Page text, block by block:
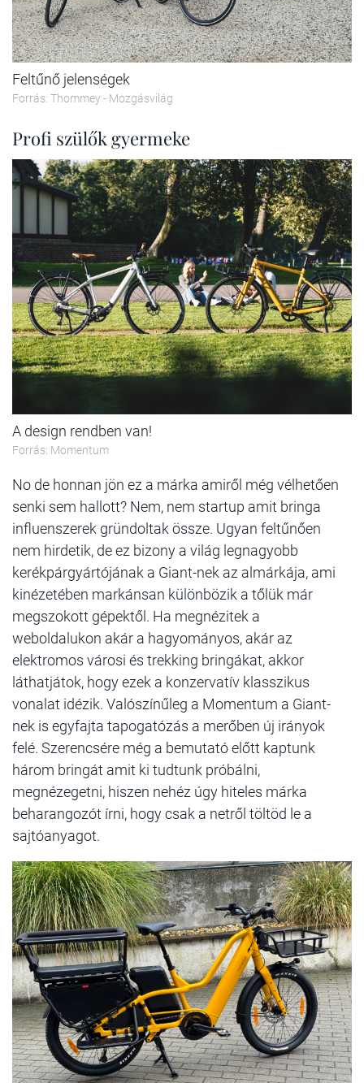
Feltűnő jelenségek
Forrás: Thommey - Mozgásvilág
Profi szülők gyermeke
A design rendben van!
Forrás: Momentum
No de honnan jön ez a márka amiről még vélhetően
senki sem hallott? Nem, nem startup amit bringa
influenszerek gründoltak össze. Ugyan feltűnően
nem hirdetik, de ez bizony a világ legnagyobb
kerékpárgyártójának a Giant-nek az almárkája, ami
kinézetében markánsan különbözik a tőlük már
megszokott gépektől. Ha megnézitek a
weboldalukon akár a hagyományos, akár az
elektromos városi és trekking bringákat, akkor
láthatjátok, hogy ezek a konzervatív klasszikus
vonalat idézik. Valószínűleg a Momentum a Giant-
nek is egyfajta tapogatózás a merőben új irányok
felé. Szerencsére még a bemutató előtt kaptunk
három bringát amit ki tudtunk próbálni,
megnézegetni, hiszen nehéz úgy hiteles márka
beharangozót írni, hogy csak a netről töltöd le a
sajtóanyagot.